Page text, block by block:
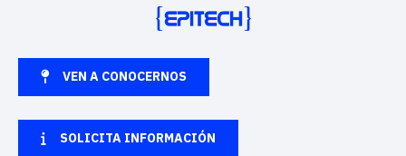
VEN A CONOCERNOS
SOLICITA INFORMACIÓN